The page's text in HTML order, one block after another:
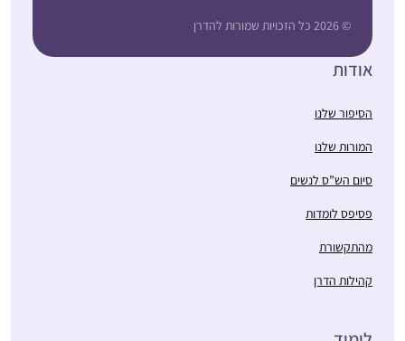
© 2026 כל הזכויות שמורות להדרן
אודות
הסיפור שלנו
המורות שלנו
סיום הש”ס לנשים
פסיפס לומדות
מהתקשורת
קהילות הדרן